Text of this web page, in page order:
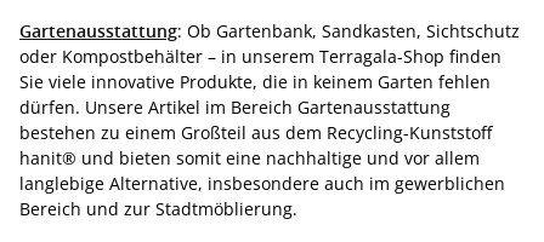
Gartenausstattung: Ob Gartenbank, Sandkasten, Sichtschutz
oder Kompostbehälter – in unserem Terragala-Shop finden
Sie viele innovative Produkte, die in keinem Garten fehlen
dürfen. Unsere Artikel im Bereich Gartenausstattung
bestehen zu einem Großteil aus dem Recycling-Kunststoff
hanit® und bieten somit eine nachhaltige und vor allem
langlebige Alternative, insbesondere auch im gewerblichen
Bereich und zur Stadtmöblierung.